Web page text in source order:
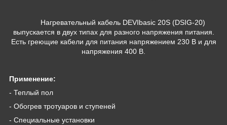
Нагревательный кабель DEVIbasic 20S (DSIG-20)
выпускается в двух типах для разного напряжения питания.
Есть греющие кабели для питания напряжением 230 В и для
напряжения 400 В.
Применение:
- Теплый пол
- Обогрев тротуаров и ступеней
- Специальные установки